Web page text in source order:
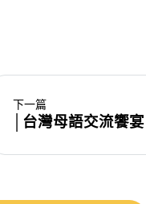
下一篇
│台灣母語交流饗宴│